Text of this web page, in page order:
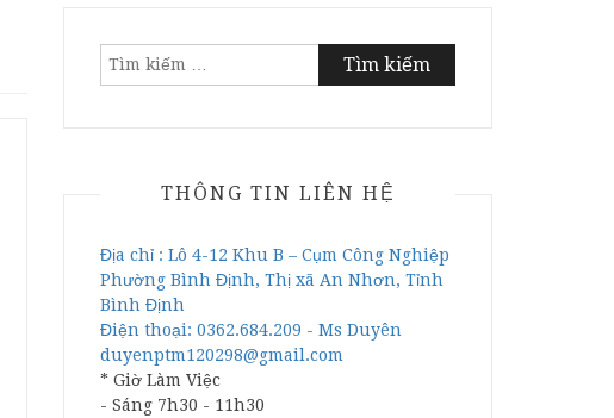
Tìm
THÔNG TIN LIÊN HỆ
Địa chỉ : Lô 4-12 Khu B – Cụm Công Nghiệp
Phường Bình Định, Thị xã An Nhơn, Tỉnh
Bình Định
Điện thoại: 0362.684.209 - Ms Duyên
duyenptm120298@gmail.com
* Giờ Làm Việc
- Sáng 7h30 - 11h30